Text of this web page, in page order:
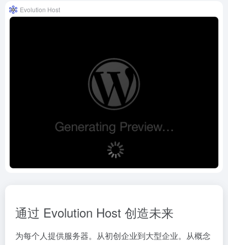
Evolution Host
通过 Evolution Host 创造未来
为每个人提供服务器。从初创企业到大型企业。从概念